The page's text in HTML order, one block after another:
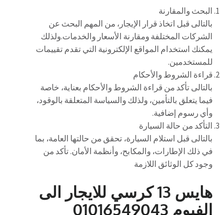
البحث والمقارنة
بالتالى قبل اتخاذ قرار الإيجار، من المهم البحث عن
الشركات المختلفة ومقارنة الأسعار والخدمات.ولذلك
يمكنك استخدام المواقع الإلكترونية التي تقدم تقييمات
للمستخدمين.
قراءة الشروط والأحكام
بالتالى تأكد من قراءة الشروط والأحكام بعناية، خاصة
فيما يتعلق بالتأمين، ولذلك والسياسة المتعلقة بالوقود،
وأي رسوم إضافية.
التأكد من حالة السيارة
بالتالى قبل استلام السيارة، تحقق من حالتها العامة، بما
في ذلك الإطارات، والمكابح، وأنظمة الأمان. تأكد من
وجود كل الوثائق اللازمة
هايس 13 كرسي للايجار الى
الفيوم 01016549043